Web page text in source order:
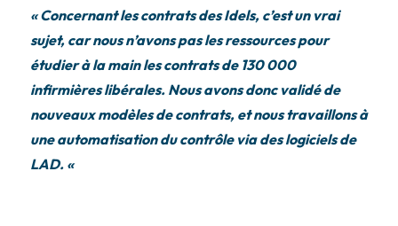
« Concernant les contrats des Idels, c’est un vrai
sujet, car nous n’avons pas les ressources pour
étudier à la main les contrats de 130 000
infirmières libérales. Nous avons donc validé de
nouveaux modèles de contrats, et nous travaillons à
une automatisation du contrôle via des logiciels de
LAD. «